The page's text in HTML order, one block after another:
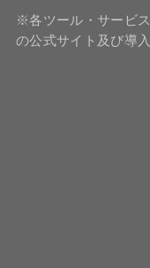
※各ツール・サービ
の公式サイト及び導